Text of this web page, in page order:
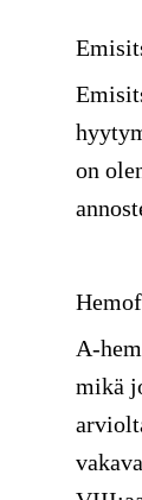
on
A-
mikä